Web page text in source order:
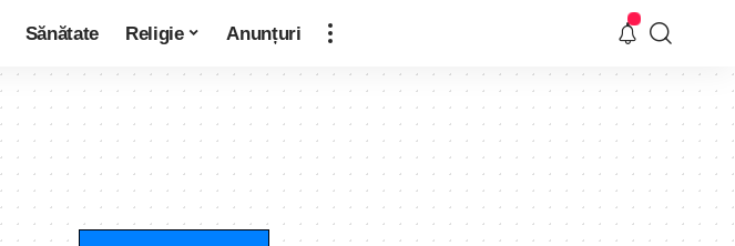
Sănătate Religie Anunțuri